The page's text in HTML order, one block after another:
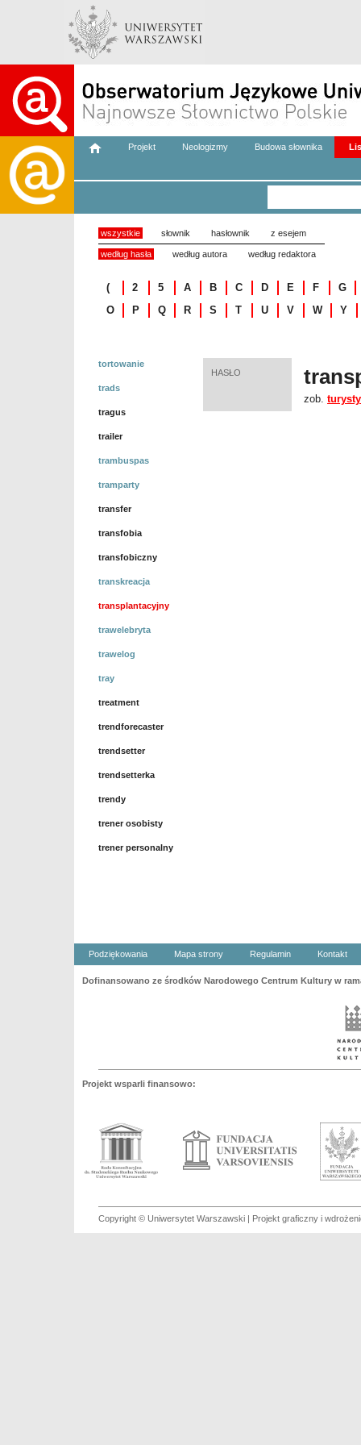
Projekt Neologizmy Budowa słownika
wszystkie słownik hasłownik z esejem
według hasła według autora według redaktora
( 2 5 A B C D E F
G
O
P Q R S T U V W Y
tortowanie
trads
tragus
trailer
trambuspas
tramparty
transfer
transfobia
transfobiczny
transkreacja
transplantacyjny
trawelebryta
trawelog
tray
treatment
trendforecaster
trendsetter
trendsetterka
trendy
trener osobisty
trener personalny
HASŁO
zob.
Podziękowania Mapa strony Regulamin Kontakt
Dofinansowano ze środków Narodowego Centrum Kultury w
Projekt wsparli finansowo:
Copyright © Uniwersytet Warszawski | Projekt graficzny i